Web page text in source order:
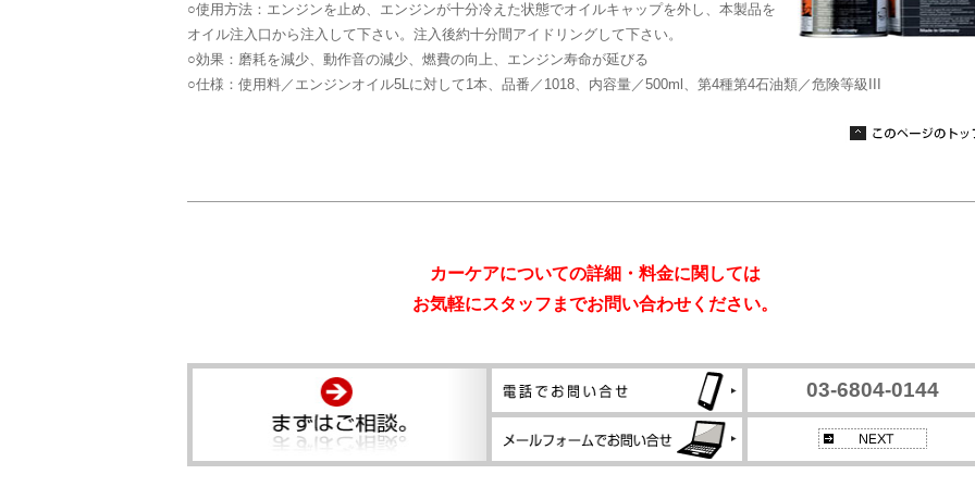
○使用方法：エンジンを止め、エンジンが十分冷えた状態でオイルキャップを外し、本製品を
オイル注入口から注入して下さい。注入後約十分間アイドリングして下さい。
○効果：磨耗を減少、動作音の減少、燃費の向上、エンジン寿命が延びる
○仕様：使用料／エンジンオイル5Lに対して1本、品番／1018、内容量／500ml、第4種第4石油類／危険等級III
カーケアについての詳細・料金に関しては
お気軽にスタッフまでお問い合わせください。
03-6804-0144